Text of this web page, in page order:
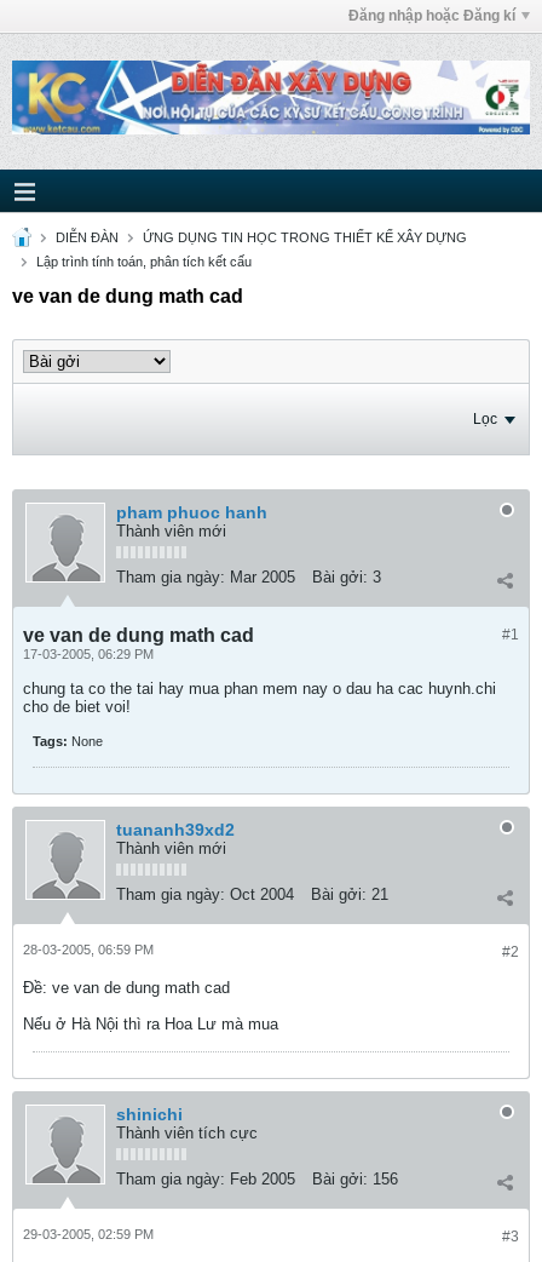
Đăng nhập hoặc Đăng kí
DIỄN ĐÀN
ỨNG DỤNG TIN HỌC TRONG THIẾT KẾ XÂY DỰNG
Lập trình tính toán, phân tích kết cấu
ve van de dung math cad
Lọc
pham phuoc hanh
Thành viên mới
Tham gia ngày: Mar 2005 Bài gởi: 3
#1
ve van de dung math cad
17-03-2005, 06:29 PM
chung ta co the tai hay mua phan mem nay o dau ha cac huynh.chi
cho de biet voi!
Tags: None
tuananh39xd2
Thành viên mới
Tham gia ngày: Oct 2004 Bài gởi: 21
#2
28-03-2005, 06:59 PM
Ðề: ve van de dung math cad
Nếu ở Hà Nội thì ra Hoa Lư mà mua
shinichi
Thành viên tích cực
Tham gia ngày: Feb 2005 Bài gởi: 156
#3
29-03-2005, 02:59 PM